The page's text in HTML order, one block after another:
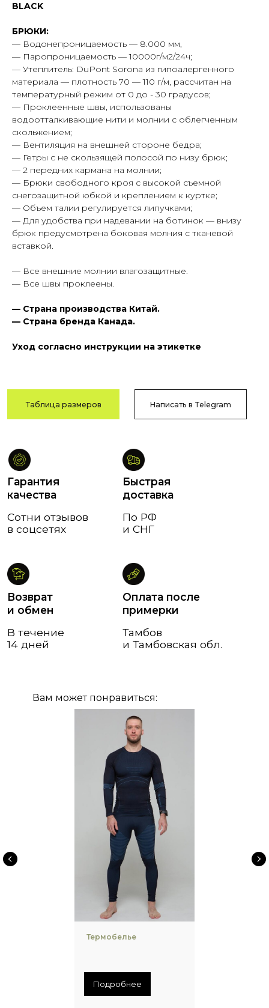
BLACK
БРЮКИ:
— Водонепроницаемость — 8.000 мм,
— Паропроницаемость — 10000г/м2/24ч;
— Утеплитель: DuPont Sorona из гипоалергенного
материала — плотность 70 — 110 г/м, рассчитан на
температурный режим от 0 до - 30 градусов;
— Проклеенные швы, использованы
водоотталкивающие нити и молнии с облегченным
скольжением;
— Вентиляция на внешней стороне бедра;
— Гетры с не скользящей полосой по низу брюк;
— 2 передних кармана на молнии;
— Брюки свободного кроя с высокой съемной
снегозащитной юбкой и креплением к куртке;
— Объем талии регулируется липучками;
— Для удобства при надевании на ботинок — внизу
брюк предусмотрена боковая молния с тканевой
вставкой.
— Все внешние молнии влагозащитные.
— Все швы проклеены.
— Страна производства Китай.
— Страна бренда Канада.
Уход согласно инструкции на этикетке
Написать в Telegram
качества
Возврат
и обмен
Быстрая
доставка
Оплата после
примерки
и Тамбовская обл.
14 дней
Сотни отзывов
Вам может понравиться:
Термобелье
Подробнее